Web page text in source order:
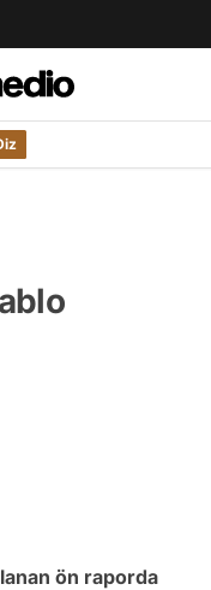
ön raporda